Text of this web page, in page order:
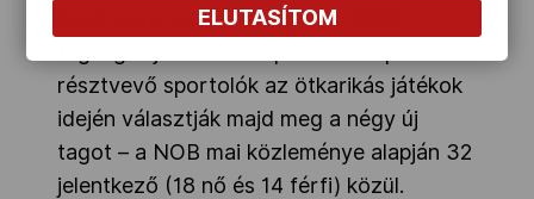
nyolc évre szólna, és egyben NOB-
résztvevő sportolók az ötkarikás játékok
idején választják majd meg a négy új
tagot – a NOB mai közleménye alapján 32
jelentkező (18 nő és 14 férfi) közül.
ELUTASÍTOM